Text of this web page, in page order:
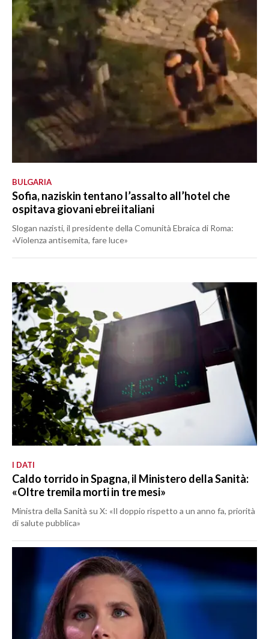
BULGARIA
Sofia, naziskin tentano l’assalto all’hotel che
ospitava giovani ebrei italiani
Slogan nazisti, il presidente della Comunità Ebraica di Roma:
«Violenza antisemita, fare luce»
I DATI
Caldo torrido in Spagna, il Ministero della Sanità:
«Oltre tremila morti in tre mesi»
Ministra della Sanità su X: «Il doppio rispetto a un anno fa, priorità
di salute pubblica»